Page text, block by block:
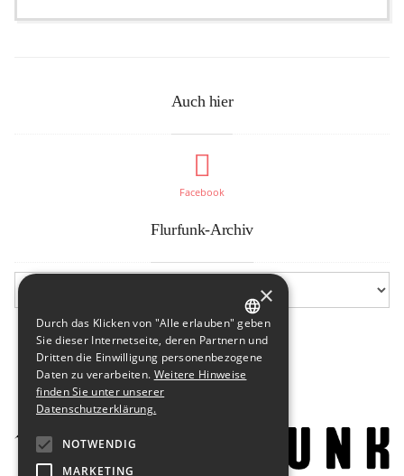
Auch hier
Facebook
Flurfunk-Archiv
GERMAN
ENGLISH
×
Durch das Klicken von "Alle erlauben" geben
Sie dieser Internetseite, deren Partnern und
Dritten die Einwilligung personenbezogene
Daten zu verarbeiten. Weitere Hinweise
finden Sie unter unserer
Datenschutzerklärung.
NOTWENDIG
MARKETING